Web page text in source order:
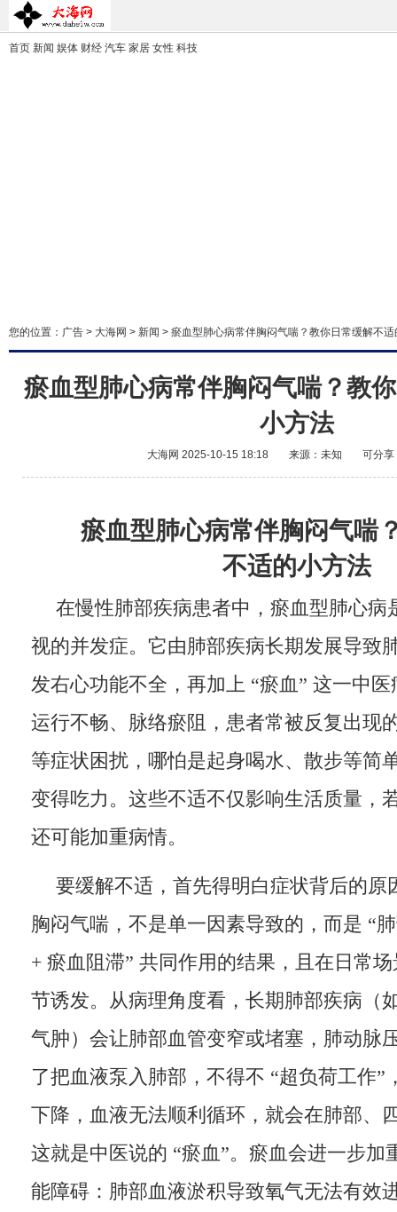
首页 新闻 娱体 财经 汽车 家居 女性 科技
您的位置： 广告 > 大海网 > 新闻 > 瘀血型肺心病常伴胸闷气喘？教你日常缓解不
瘀血型肺心病常伴胸闷气喘？教
小方法
大海网 2025-10-15 18:18 来源：未知 可分享
瘀血型肺心病常伴胸闷气喘
不适的小方法
在慢性肺部疾病患者中，瘀血型肺心病
视的并发症。它由肺部疾病长期发展导致
发右心功能不全，再加上 “瘀血” 这一中
运行不畅、脉络瘀阻，患者常被反复出现
等症状困扰，哪怕是起身喝水、散步等简
变得吃力。这些不适不仅影响生活质量，
还可能加重病情。
要缓解不适，首先得明白症状背后的原
胸闷气喘，不是单一因素导致的，而是 “
+ 瘀血阻滞” 共同作用的结果，且在日常
节诱发。从病理角度看，长期肺部疾病（
气肿）会让肺部血管变窄或堵塞，肺动脉
了把血液泵入肺部，不得不 “超负荷工作”
下降，血液无法顺利循环，就会在肺部
这就是中医说的 “瘀血”。瘀血会进一步加
能障碍：肺部血液淤积导致氧气无法有效